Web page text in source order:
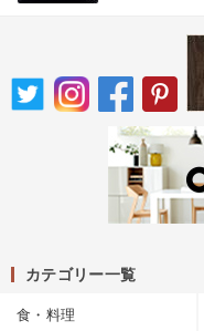
カテゴリー一覧
食・料理